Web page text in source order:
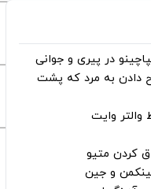
در پیری و جوانی
دادن به مرد که پشت
والتر وایت
کردن متیو
و جین